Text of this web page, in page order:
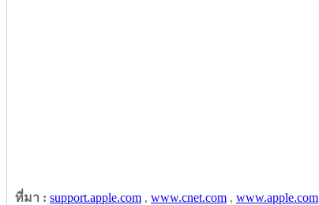
ที่มา : support.apple.com , www.cnet.com , www.apple.com